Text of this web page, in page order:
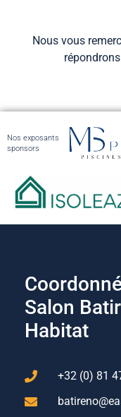
Nous vous
Nos exposants
sponsors
Salon
Habitat
+32 (0) 81